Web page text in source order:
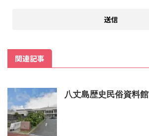
関連記事
八丈島歴史民俗資料館